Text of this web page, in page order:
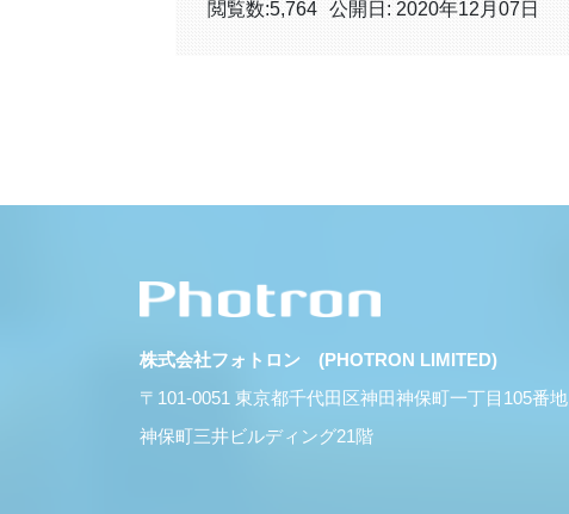
閲覧数:5,764 公開日: 2020年12月07日
株式会社フォトロン (PHOTRON LIMITED)
〒101-0051 東京都千代田区神田神保町一丁目105番地
神保町三井ビルディング21階